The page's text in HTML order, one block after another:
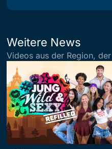
Weitere News
Videos aus der Region,